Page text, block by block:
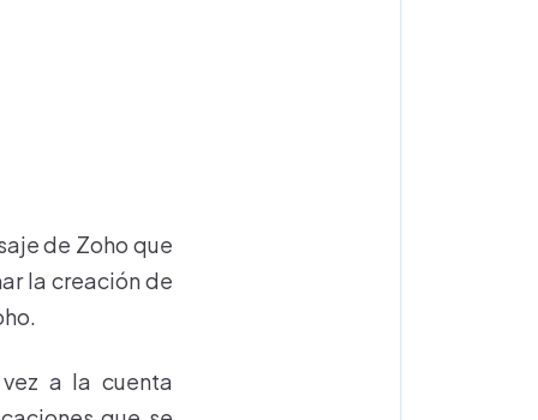
de Zoho que
la creación de
a la cuenta